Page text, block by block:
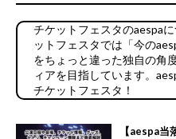
チケットフェスタのaespa
ットフェスタでは「今の
をちょっと違った独自の角
ィアを目指しています。
チケットフェスタ！
【aespa当